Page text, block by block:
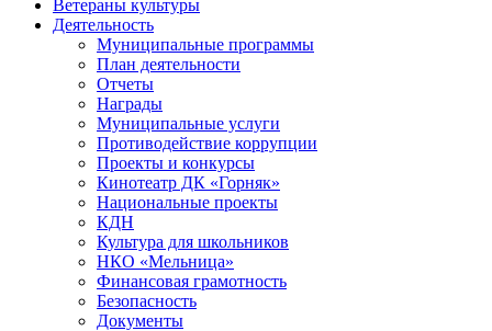
Ветераны культуры
Деятельность
Муниципальные программы
План деятельности
Отчеты
Награды
Муниципальные услуги
Противодействие коррупции
Проекты и конкурсы
Кинотеатр ДК «Горняк»
Национальные проекты
КДН
Культура для школьников
НКО «Мельница»
Финансовая грамотность
Безопасность
Документы